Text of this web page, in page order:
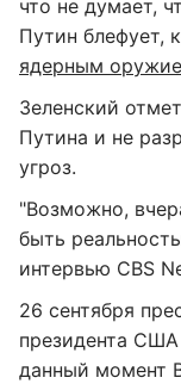
что не думает,
Путин блефует,
ядерным
Зеленский
Путина и не
угроз.
"Возможно,
быть
интервью CBS
26 сентября
президента
данный момент